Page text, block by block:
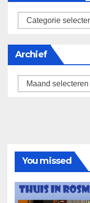
categorieën
Archief
Archief
You missed